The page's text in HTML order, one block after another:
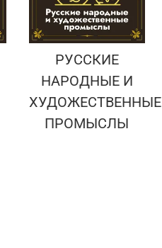
РУССКИЕ
НАРОДНЫЕ И
ХУДОЖЕСТВЕННЫЕ
ПРОМЫСЛЫ